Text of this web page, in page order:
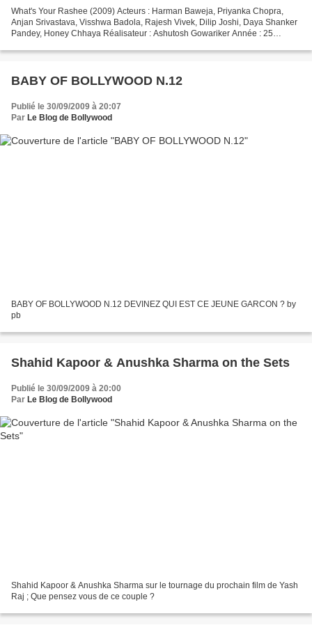
What's Your Rashee (2009) Acteurs : Harman Baweja, Priyanka Chopra,
Anjan Srivastava, Visshwa Badola, Rajesh Vivek, Dilip Joshi, Daya Shanker
Pandey, Honey Chhaya Réalisateur : Ashutosh Gowariker Année : 25
BABY OF BOLLYWOOD N.12
Publié le 30/09/2009 à 20:07
Par Le Blog de Bollywood
BABY OF BOLLYWOOD N.12 DEVINEZ QUI EST CE JEUNE GARCON ? by
pb
Shahid Kapoor & Anushka Sharma on the Sets
Publié le 30/09/2009 à 20:00
Par Le Blog de Bollywood
Shahid Kapoor & Anushka Sharma sur le tournage du prochain film de Yash
Raj ; Que pensez vous de ce couple ?